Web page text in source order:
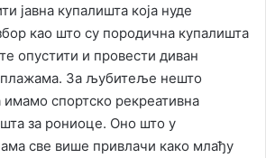
јавна купалишта која нуде
као што су породична купалишта
опустити и провести диван
За љубитеље нешто
имамо спортско рекреативна
за рониоце. Оно што у
све више привлачи како млађу